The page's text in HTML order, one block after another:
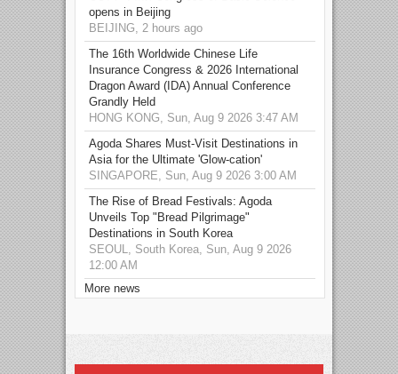
opens in Beijing
BEIJING, 2 hours ago
The 16th Worldwide Chinese Life
Insurance Congress & 2026 International
Dragon Award (IDA) Annual Conference
Grandly Held
HONG KONG, Sun, Aug 9 2026 3:47 AM
Agoda Shares Must-Visit Destinations in
Asia for the Ultimate 'Glow-cation'
SINGAPORE, Sun, Aug 9 2026 3:00 AM
The Rise of Bread Festivals: Agoda
Unveils Top "Bread Pilgrimage"
Destinations in South Korea
SEOUL, South Korea, Sun, Aug 9 2026
12:00 AM
More news